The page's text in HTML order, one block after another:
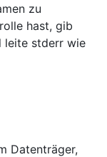
zu
hast, gib
leite stderr wie
Datenträger,